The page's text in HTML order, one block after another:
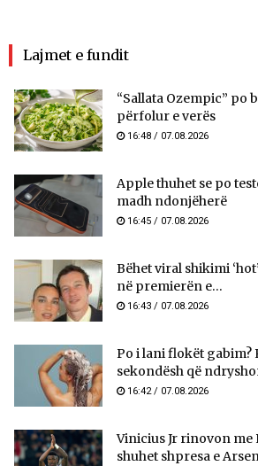
Lajmet e fundit
“Sallata Ozempic” po
përfolur e verës
16:48 / 07.08.2026
Apple thuhet se po
madh ndonjëherë
16:45 / 07.08.2026
Bëhet viral shikimi
në premierën e...
16:43 / 07.08.2026
Po i lani flokët gabim?
sekondësh që
16:42 / 07.08.2026
Vinicius Jr rinovon me
shuhet shpresa e